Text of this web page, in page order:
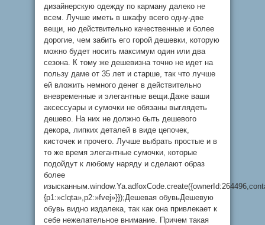
дизайнерскую одежду по карману далеко не
всем. Лучше иметь в шкафу всего одну-две
вещи, но действительно качественные и более
дорогие, чем забить его горой дешевки, которую
можно будет носить максимум один или два
сезона. К тому же дешевизна точно не идет на
пользу даме от 35 лет и старше, так что лучше
ей вложить немного денег в действительно
вневременные и элегантные вещи.Даже ваши
аксессуары и сумочки не обязаны выглядеть
дешево. На них не должно быть дешевого
декора, липких деталей в виде цепочек,
кисточек и прочего. Лучше выбрать простые и в
то же время элегантные сумочки, которые
подойдут к любому наряду и сделают образ
более
{p1:»clqta»,p2:»fvej»}});Дешевая обувьДешевую
обувь видно издалека, так как она привлекает к
себе нежелательное внимание. Причем такая